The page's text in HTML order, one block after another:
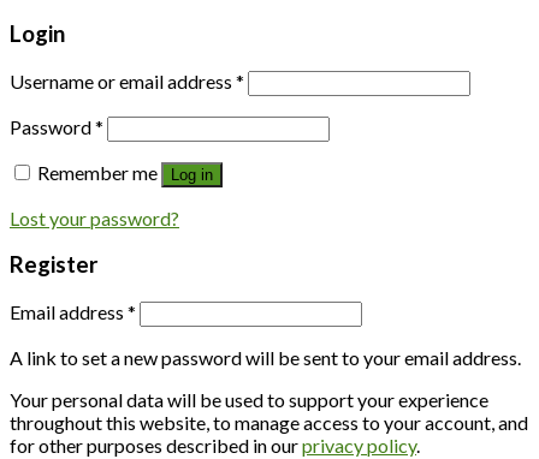
Login
Username or email address *
Password*
Remember me
Log in
Lost your password?
Register
Email address *
A link to set a new password will be sent to your email address.
Your personal data will be used to support your experience
throughout this website, to manage access to your account, and
for other purposes described in ourprivacy policy.